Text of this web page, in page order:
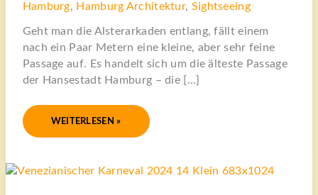
Hamburg, Hamburg Architektur, Sightseeing
Geht man die Alsterarkaden entlang, fällt einem
nach ein Paar Metern eine kleine, aber sehr feine
Passage auf. Es handelt sich um die älteste Passage
der Hansestadt Hamburg – die […]
WEITERLESEN »
MASKENZAUBER
–